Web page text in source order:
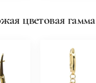
цветовая гамма